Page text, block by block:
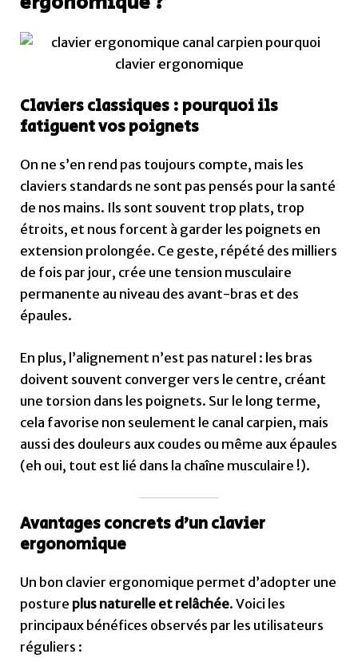
Claviers classiques : pourquoi ils
fatiguent vos poignets
On ne s’en rend pas toujours compte, mais les
claviers standards ne sont pas pensés pour la santé
de nos mains. Ils sont souvent trop plats, trop
étroits, et nous forcent à garder les poignets en
extension prolongée. Ce geste, répété des milliers
de fois par jour, crée une tension musculaire
permanente au niveau des avant-bras et des
épaules.
En plus, l’alignement n’est pas naturel : les bras
doivent souvent converger vers le centre, créant
une torsion dans les poignets. Sur le long terme,
cela favorise non seulement le canal carpien, mais
aussi des douleurs aux coudes ou même aux épaules
(eh oui, tout est lié dans la chaîne musculaire !).
Avantages concrets d’un clavier
ergonomique
Un bon clavier ergonomique permet d’adopter une
posture plus naturelle et relâchée. Voici les
principaux bénéfices observés par les utilisateurs
réguliers :